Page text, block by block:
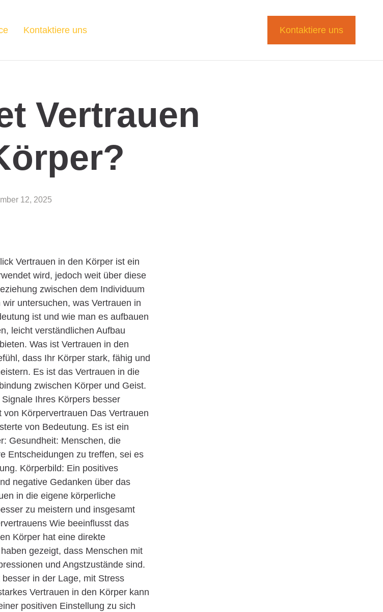
Kontaktiere uns Kontaktiere uns
Vertrauen
12, 2025
Vertrauen in den Körper ist ein
wird, jedoch weit über diese
zwischen dem Individuum
untersuchen, was Vertrauen in
ist und wie man es aufbauen
leicht verständlichen Aufbau
Was ist Vertrauen in den
dass Ihr Körper stark, fähig und
Es ist das Vertrauen in die
zwischen Körper und Geist.
Ihres Körpers besser
Körpervertrauen Das Vertrauen
von Bedeutung. Es ist ein
Gesundheit: Menschen, die
Entscheidungen zu treffen, sei es
Körperbild: Ein positives
negative Gedanken über das
in die eigene körperliche
zu meistern und insgesamt
Wie beeinflusst das
Körper hat eine direkte
gezeigt, dass Menschen mit
und Angstzustände sind.
in der Lage, mit Stress
Vertrauen in den Körper kann
positiven Einstellung zu sich